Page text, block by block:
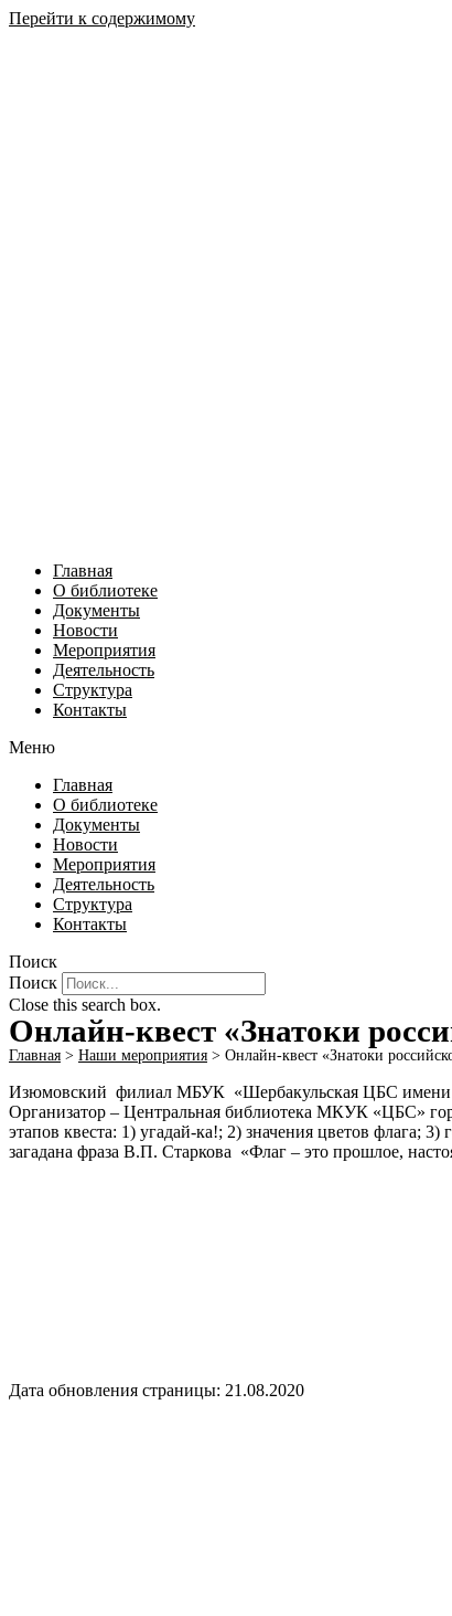
Перейти к содержимому
Главная
О библиотеке
Документы
Новости
Мероприятия
Деятельность
Структура
Контакты
Меню
Главная
О библиотеке
Документы
Новости
Мероприятия
Деятельность
Структура
Контакты
Поиск
Поиск
Close this search box.
Онлайн-квест «Знатоки
Главная > Наши мероприятия > Онлайн-квест «Знатоки
Изюмовский филиал МБУК «Шербакульская ЦБС имени
Организатор – Центральная библиотека МКУК «ЦБС»
этапов квеста: 1) угадай-ка!; 2) значения цветов
загадана фраза В.П. Старкова «Флаг – это прошлое,
Дата обновления страницы: 21.08.2020